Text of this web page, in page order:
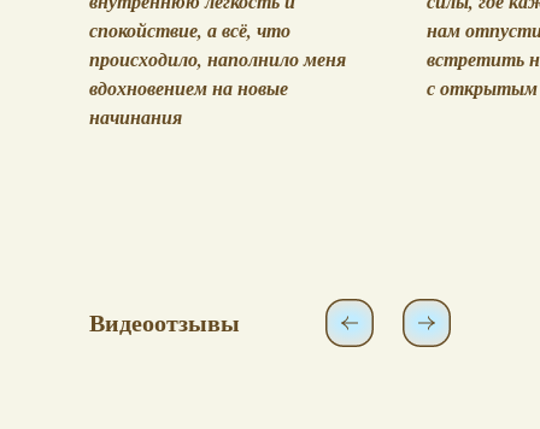
нам
встретить
с открытым
спокойствие, а всё, что
происходило, наполнило меня
вдохновением на новые
начинания
Видеоотзывы